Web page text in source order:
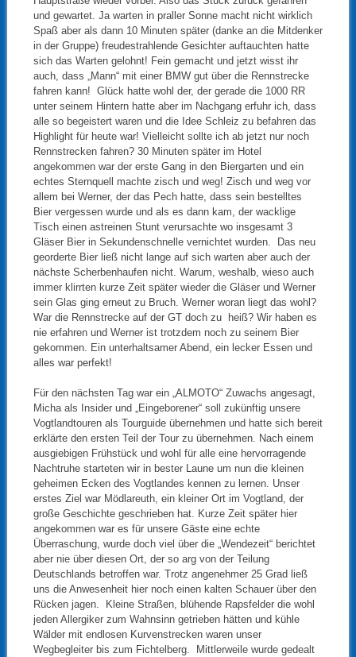
und gewartet. Ja warten in praller Sonne macht nicht wirklich
Spaß aber als dann 10 Minuten später (danke an die Mitdenker
in der Gruppe) freudestrahlende Gesichter auftauchten hatte
sich das Warten gelohnt! Fein gemacht und jetzt wisst ihr
auch, dass „Mann“ mit einer BMW gut über die Rennstrecke
fahren kann! Glück hatte wohl der, der gerade die 1000 RR
unter seinem Hintern hatte aber im Nachgang erfuhr ich, dass
alle so begeistert waren und die Idee Schleiz zu befahren das
Highlight für heute war! Vielleicht sollte ich ab jetzt nur noch
Rennstrecken fahren? 30 Minuten später im Hotel
angekommen war der erste Gang in den Biergarten und ein
echtes Sternquell machte zisch und weg! Zisch und weg vor
allem bei Werner, der das Pech hatte, dass sein bestelltes
Bier vergessen wurde und als es dann kam, der wacklige
Tisch einen astreinen Stunt verursachte wo insgesamt 3
Gläser Bier in Sekundenschnelle vernichtet wurden. Das neu
georderte Bier ließ nicht lange auf sich warten aber auch der
nächste Scherbenhaufen nicht. Warum, weshalb, wieso auch
immer klirrten kurze Zeit später wieder die Gläser und Werner
sein Glas ging erneut zu Bruch. Werner woran liegt das wohl?
War die Rennstrecke auf der GT doch zu heiß? Wir haben es
nie erfahren und Werner ist trotzdem noch zu seinem Bier
gekommen. Ein unterhaltsamer Abend, ein lecker Essen und
alles war perfekt!
Für den nächsten Tag war ein „ALMOTO“ Zuwachs angesagt,
Micha als Insider und „Eingeborener“ soll zukünftig unsere
Vogtlandtouren als Tourguide übernehmen und hatte sich bereit
erklärte den ersten Teil der Tour zu übernehmen. Nach einem
ausgiebigen Frühstück und wohl für alle eine hervorragende
Nachtruhe starteten wir in bester Laune um nun die kleinen
geheimen Ecken des Vogtlandes kennen zu lernen. Unser
erstes Ziel war Mödlareuth, ein kleiner Ort im Vogtland, der
große Geschichte geschrieben hat. Kurze Zeit später hier
angekommen war es für unsere Gäste eine echte
Überraschung, wurde doch viel über die „Wendezeit“ berichtet
aber nie über diesen Ort, der so arg von der Teilung
Deutschlands betroffen war. Trotz angenehmer 25 Grad ließ
uns die Anwesenheit hier noch einen kalten Schauer über den
Rücken jagen. Kleine Straßen, blühende Rapsfelder die wohl
jeden Allergiker zum Wahnsinn getrieben hätten und kühle
Wälder mit endlosen Kurvenstrecken waren unser
Wegbegleiter bis zum Fichtelberg. Mittlerweile wurde gedealt